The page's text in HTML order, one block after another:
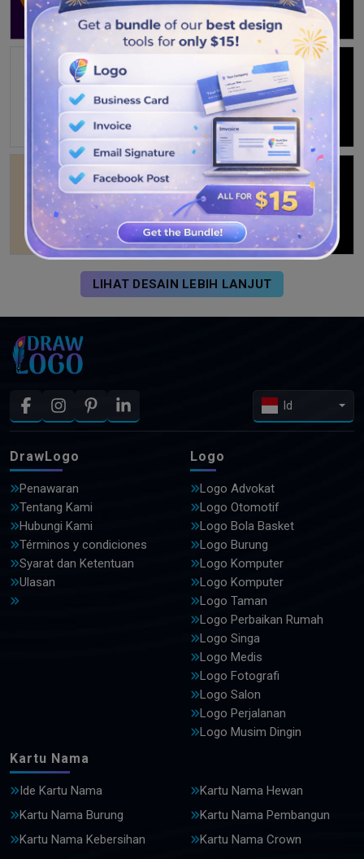
LIHAT DESAIN LEBIH LANJUT
Id
DrawLogo
Penawaran
Tentang Kami
Hubungi Kami
Términos y condiciones
Syarat dan Ketentuan
Ulasan
Logo
Logo Advokat
Logo Otomotif
Logo Bola Basket
Logo Burung
Logo Komputer
Logo Komputer
Logo Taman
Logo Perbaikan Rumah
Logo Singa
Logo Medis
Logo Fotografi
Logo Salon
Logo Perjalanan
Logo Musim Dingin
Kartu Nama
Ide Kartu Nama
Kartu Nama Hewan
Kartu Nama Burung
Kartu Nama Pembangun
Kartu Nama Kebersihan
Kartu Nama Crown